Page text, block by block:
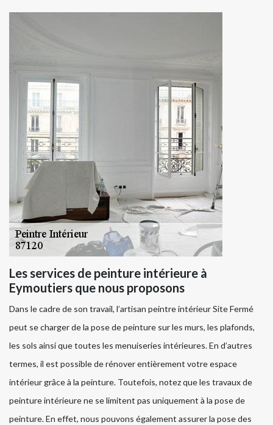
Les services de peinture intérieure à
Eymoutiers que nous proposons
Dans le cadre de son travail, l’artisan peintre intérieur Site Fermé
peut se charger de la pose de peinture sur les murs, les plafonds,
les sols ainsi que toutes les menuiseries intérieures. En d’autres
termes, il est possible de rénover entièrement votre espace
intérieur grâce à la peinture. Toutefois, notez que les travaux de
peinture intérieure ne se limitent pas uniquement à la pose de
peinture. En effet, nous pouvons également assurer la pose des